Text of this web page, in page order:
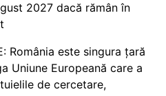
2027 dacă rămân în
România este singura țară
Uniune Europeană care a
de cercetare,